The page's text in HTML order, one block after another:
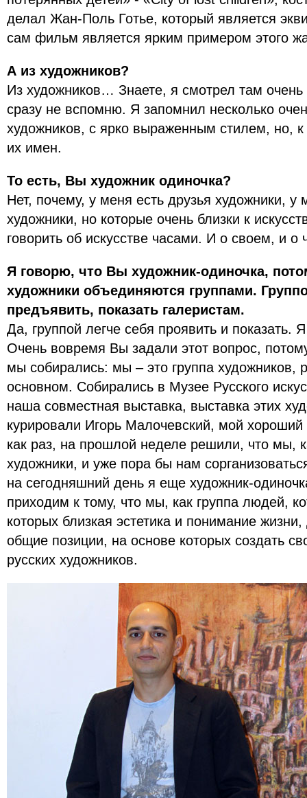
делал Жан-Поль Готье, который является
сам фильм является ярким примером этого
А из художников?
Из художников… Знаете, я смотрел там
сразу не вспомню. Я запомнил несколько
художников, с ярко выраженным стилем, но,
их имен.
То есть, Вы художник одиночка?
Нет, почему, у меня есть друзья художники, у
художники, но которые очень близки к
говорить об искусстве часами. И о своем, и о
Я говорю, что Вы художник-одиночка,
художники объединяются группами.
предъявить, показать галеристам.
Да, группой легче себя проявить и показать.
Очень вовремя Вы задали этот вопрос,
мы собирались: мы – это группа художников,
основном. Собирались в Музее Русского
наша совместная выставка, выставка этих
курировали Игорь Малочевский, мой
как раз, на прошлой неделе решили, что мы,
художники, и уже пора бы нам
на сегодняшний день я еще художник-
приходим к тому, что мы, как группа людей,
которых близкая эстетика и понимание
общие позиции, на основе которых создать
русских художников.